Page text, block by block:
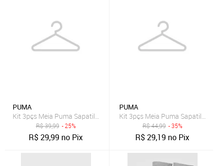
PUMA
Kit 3pçs Meia Puma Sapatilha Esportiva Preta
R$39,99 - 25%
R$29,99 no Pix
PUMA
Kit 3pçs Meia Puma Sapatilha
R$44,99 - 35%
R$29,19 no Pix